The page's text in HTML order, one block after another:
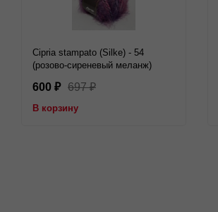
Cipria stampato (Silke) - 54
(розово-сиреневый меланж)
600 ₽ 697₽
В корзину